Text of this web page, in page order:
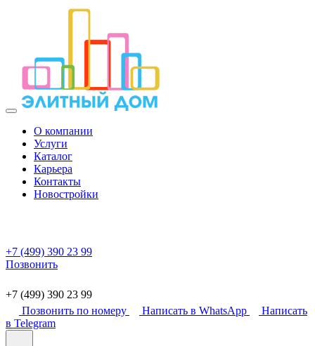
О компании
Услуги
Каталог
Карьера
Контакты
Новостройки
+7 (499) 390 23 99
Позвонить
+7 (499) 390 23 99
Позвонить по номеру
Написать в WhatsApp
Написать
в Telegram